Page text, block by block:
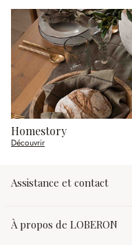
Homestory
Découvrir
Assistance et contact
À propos de LOBERON